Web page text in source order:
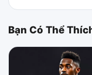
Bạn Có Thể